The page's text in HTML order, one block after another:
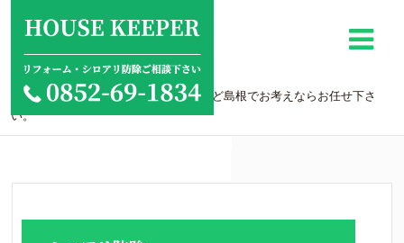
ホーム
/
シロアリ駆除を松江・出雲・安来など島根でお考えならお任せ下さ
い。